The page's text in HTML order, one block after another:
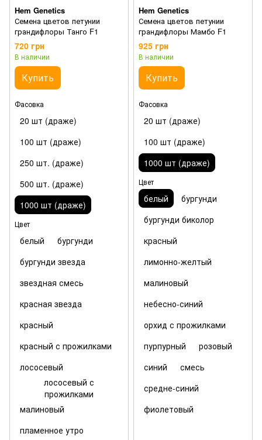
Hem Genetics
Семена цветов петунии
грандифлоры Танго F1
720 грн
В наличии
Купить
Фасовка
20 шт (драже)
100 шт (драже)
250 шт. (драже)
500 шт. (драже)
1000 шт (драже)
Цвет
белый
бургунди
бургунди звезда
звездная смесь
красная звезда
красный
красный с прожилками
лососевый
лососевый с
прожилками
малиновый
пламенное утро
Hem Genetics
Семена цветов петунии
грандифлоры Мамбо F1
925 грн
В наличии
Купить
Фасовка
20 шт (драже)
100 шт (драже)
1000 шт (драже)
Цвет
белый
бургунди
бургунди биколор
красный
лимонно-желтый
малиновый
небесно-синий
орхид с прожилками
пурпурный
розовый
синий
смесь
средне-синий
фиолетовый